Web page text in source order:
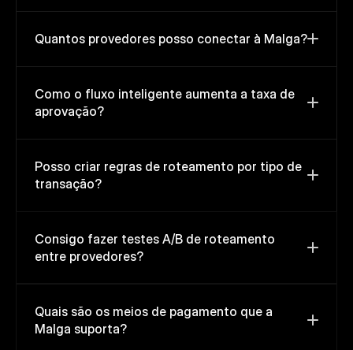
Quantos provedores posso conectar à Malga?
Como o fluxo inteligente aumenta a taxa de
aprovação?
Posso criar regras de roteamento por tipo de
transação?
Consigo fazer testes A/B de roteamento
entre provedores?
Quais são os meios de pagamento que a
Malga suporta?